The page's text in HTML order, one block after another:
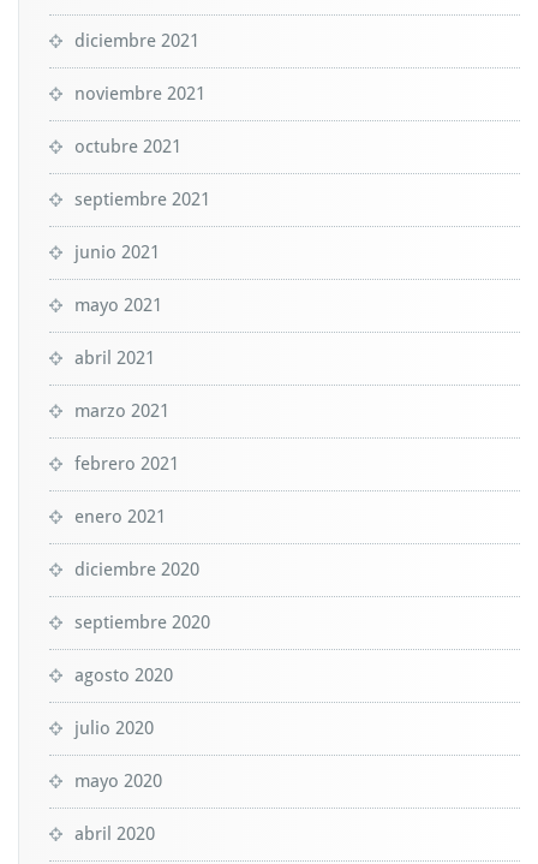
diciembre 2021
noviembre 2021
octubre 2021
septiembre 2021
junio 2021
mayo 2021
abril 2021
marzo 2021
febrero 2021
enero 2021
diciembre 2020
septiembre 2020
agosto 2020
julio 2020
mayo 2020
abril 2020